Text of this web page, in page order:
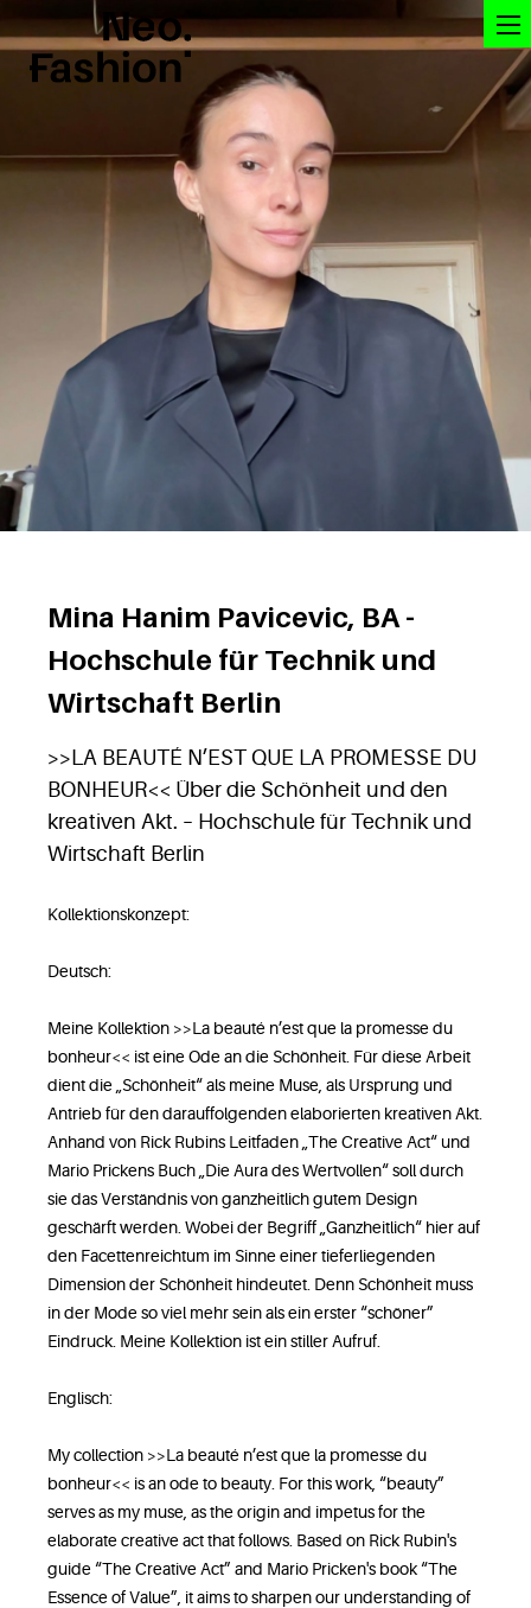
Mina Hanim Pavicevic, BA -
Hochschule für Technik und
Wirtschaft Berlin
>>LA BEAUTÉ N’EST QUE LA PROMESSE DU
BONHEUR<< Über die Schönheit und den
kreativen Akt. – Hochschule für Technik und
Wirtschaft Berlin
Kollektionskonzept:
Deutsch:
Meine Kollektion >>La beauté n’est que la promesse du
bonheur<< ist eine Ode an die Schönheit. Für diese Arbeit
dient die „Schönheit“ als meine Muse, als Ursprung und
Antrieb für den darauffolgenden elaborierten kreativen Akt.
Anhand von Rick Rubins Leitfaden „The Creative Act“ und
Mario Prickens Buch „Die Aura des Wertvollen“ soll durch
sie das Verständnis von ganzheitlich gutem Design
geschärft werden. Wobei der Begriff „Ganzheitlich“ hier auf
den Facettenreichtum im Sinne einer tieferliegenden
Dimension der Schönheit hindeutet. Denn Schönheit muss
in der Mode so viel mehr sein als ein erster “schöner”
Eindruck. Meine Kollektion ist ein stiller Aufruf.
Englisch:
My collection >>La beauté n’est que la promesse du
bonheur<< is an ode to beauty. For this work, “beauty”
serves as my muse, as the origin and impetus for the
elaborate creative act that follows. Based on Rick Rubin's
guide “The Creative Act” and Mario Pricken's book “The
Essence of Value”, it aims to sharpen our understanding of